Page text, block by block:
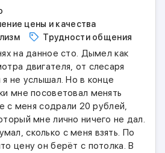
цены и качества
Трудности общения
на данное сто. Дымел как
двигателя, от слесаря
я не услышал. Но в конце
мне посоветовал менять
с меня содрали 20 рублей,
мне лично ничего не дал.
сколько с меня взять. По
цену он берёт с потолка. В